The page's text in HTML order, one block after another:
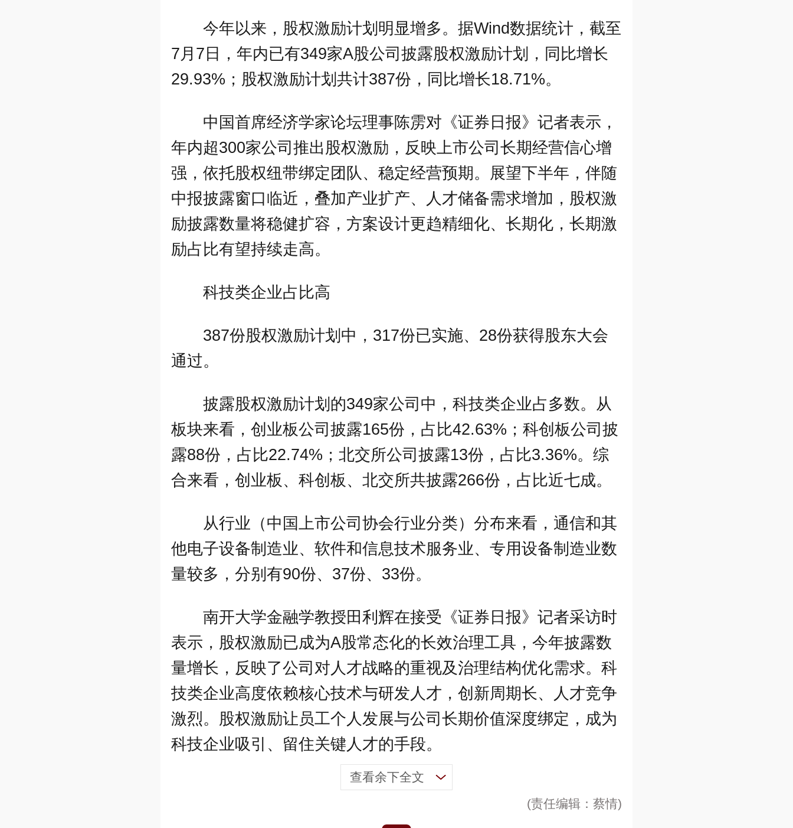
今年以来，股权激励计划明显增多。据Wind数据统计，截至
7月7日，年内已有349家A股公司披露股权激励计划，同比增长
29.93%；股权激励计划共计387份，同比增长18.71%。
中国首席经济学家论坛理事陈雳对《证券日报》记者表示，
年内超300家公司推出股权激励，反映上市公司长期经营信心增
强，依托股权纽带绑定团队、稳定经营预期。展望下半年，伴随
中报披露窗口临近，叠加产业扩产、人才储备需求增加，股权激
励披露数量将稳健扩容，方案设计更趋精细化、长期化，长期激
励占比有望持续走高。
科技类企业占比高
387份股权激励计划中，317份已实施、28份获得股东大会
通过。
披露股权激励计划的349家公司中，科技类企业占多数。从
板块来看，创业板公司披露165份，占比42.63%；科创板公司披
露88份，占比22.74%；北交所公司披露13份，占比3.36%。综
合来看，创业板、科创板、北交所共披露266份，占比近七成。
从行业（中国上市公司协会行业分类）分布来看，通信和其
他电子设备制造业、软件和信息技术服务业、专用设备制造业数
量较多，分别有90份、37份、33份。
南开大学金融学教授田利辉在接受《证券日报》记者采访时
表示，股权激励已成为A股常态化的长效治理工具，今年披露数
量增长，反映了公司对人才战略的重视及治理结构优化需求。科
技类企业高度依赖核心技术与研发人才，创新周期长、人才竞争
激烈。股权激励让员工个人发展与公司长期价值深度绑定，成为
科技企业吸引、留住关键人才的手段。
查看余下全文
(责任编辑：蔡情)